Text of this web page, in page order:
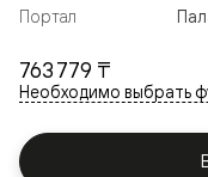
763 779 ₸
Необходимо выбрать
Портал